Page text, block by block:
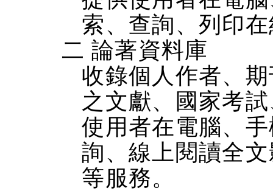
索、查詢、列印
二 論著資料庫
收錄個人作者、
之文獻、國家考
使用者在電腦、
詢、線上閱讀全
等服務。